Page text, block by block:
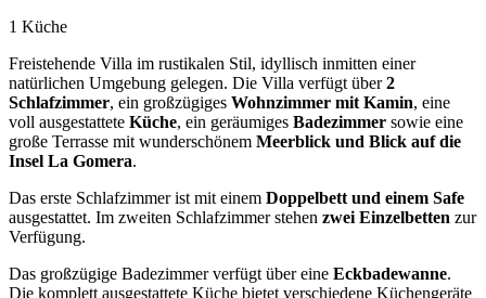
1 Küche
Freistehende Villa im rustikalen Stil, idyllisch inmitten einer
natürlichen Umgebung gelegen. Die Villa verfügt über2
Schlafzimmer, ein großzügiges Wohnzimmer mit Kamin, eine
voll ausgestattete Küche, ein geräumiges Badezimmer sowie eine
große Terrasse mit wunderschönem Meerblick und Blick auf die
Insel La Gomera.
Das erste Schlafzimmer ist mit einem Doppelbett und einem Safe
ausgestattet. Im zweiten Schlafzimmer stehen zwei Einzelbetten zur
Verfügung.
Das großzügige Badezimmer verfügt über eine Eckbadewanne.
Die komplett ausgestattete Küche bietet verschiedene Küchengeräte